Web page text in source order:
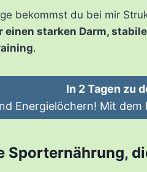
bekommst du bei mir
einen starken Darm,
.
In 2 Tagen zu
Energielöchern! Mit
Sporternährung,